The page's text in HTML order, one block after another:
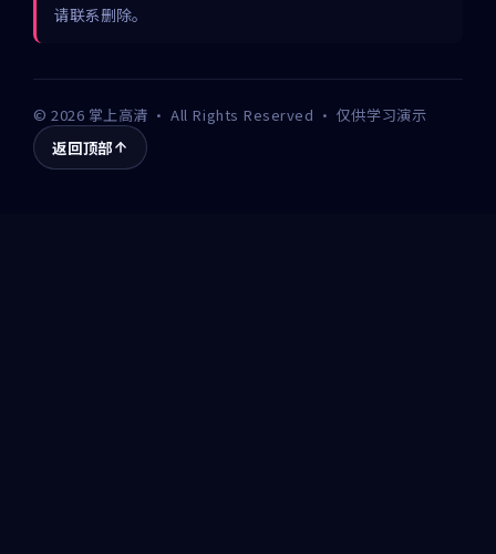
请联系删除。
©2026 掌上高清 · All Rights Reserved · 仅供学习演示
返回顶部